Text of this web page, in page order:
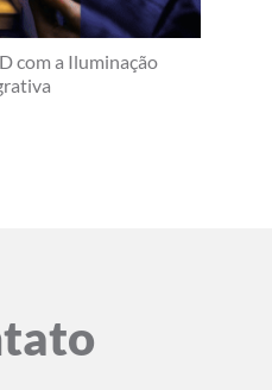
com a Iluminação